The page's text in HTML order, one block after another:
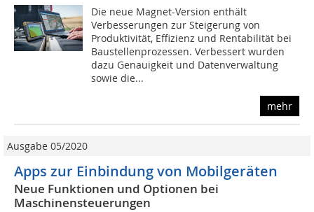
Die neue Magnet-Version enthält
Verbesserungen zur Steigerung von
Produktivität, Effizienz und Rentabilität bei
Baustellenprozessen. Verbessert wurden
dazu Genauigkeit und Datenverwaltung
sowie die...
mehr
Ausgabe 05/2020
Apps zur Einbindung von Mobilgeräten
Neue Funktionen und Optionen bei
Maschinensteuerungen